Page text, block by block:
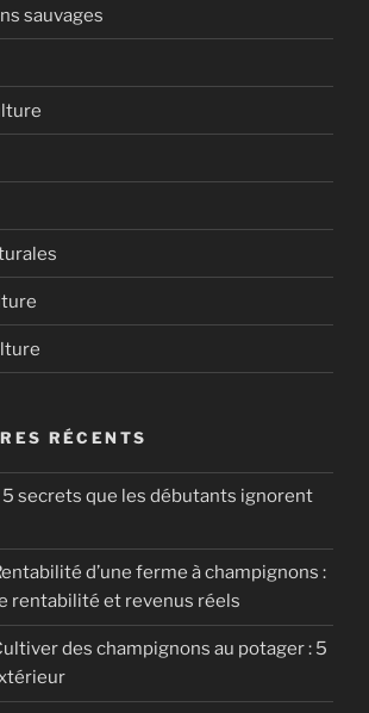
sauvages
RÉCENTS
5 secrets que les débutants ignorent
d’une ferme à champignons :
rentabilité et revenus réels
des champignons au potager : 5